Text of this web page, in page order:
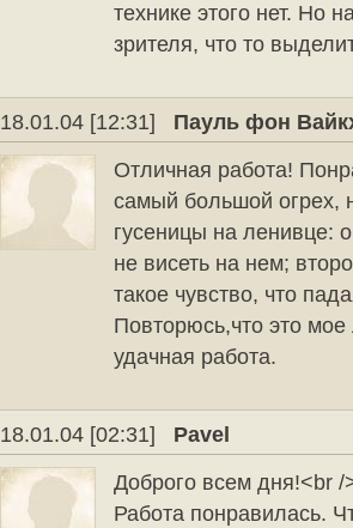
технике этого нет. Но
зрителя, что то
18.01.04 [12:31]
Пауль фон
Отличная работа!
самый большой огрех,
гусеницы на ленивце:
не висеть на нем;
такое чувство, что
Повторюсь,что это
удачная работа.
18.01.04 [02:31]
Pavel
Доброго всем дня!<br /
Работа понравилась.